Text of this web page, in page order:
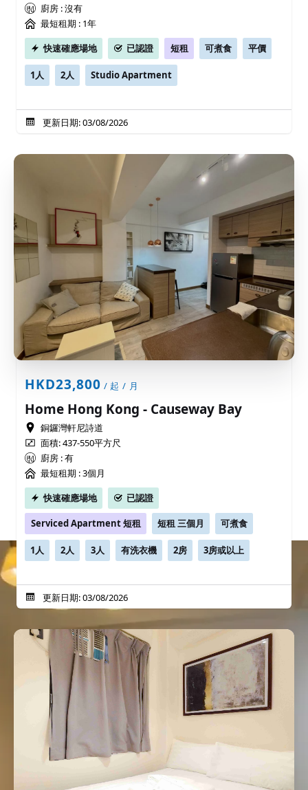
廚房 : 沒有
最短租期 : 1年
快速確應場地
已認證 短租 可煮食 平價
1人 2人 Studio Apartment
更新日期: 03/08/2026
HKD23,800 / 起 / 月
Home Hong Kong - Causeway Bay
銅鑼灣軒尼詩道
面積: 437-550平方尺
廚房 : 有
最短租期 :3個月
快速確應場地
已認證
Serviced Apartment 短租 短租 三個月 可煮食
1人 2人 3人 有洗衣機 2房 3房或以上
更新日期: 03/08/2026